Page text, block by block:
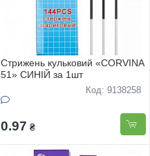
Стрижень кульковий «CORVINA
51» СИНІЙ за 1шт
Код: 9138258
0.97 ₴